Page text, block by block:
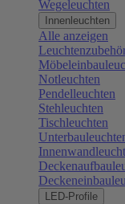
Wegeleuchten
Innenleuchten
Alle anzeigen
Notleuchten
Pendelleuchten
Stehleuchten
Tischleuchten
LED-Profile